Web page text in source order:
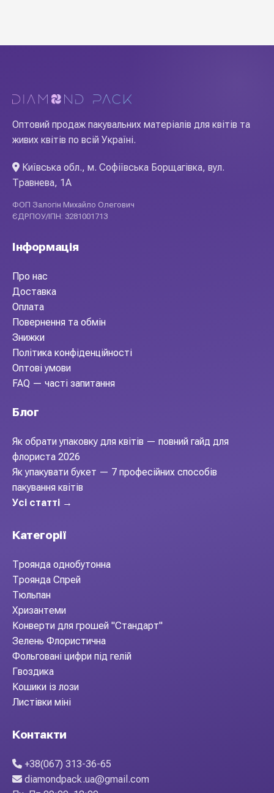
Оптовий продаж пакувальних матеріалів для квітів та
живих квітів по всій Україні.
Київська обл., м. Софіївська Борщагівка, вул.
Травнева, 1А
ФОП Залогін Михайло Олегович
ЄДРПОУ/ІПН: 3281001713
Інформація
Про нас
Доставка
Оплата
Повернення та обмін
Знижки
Політика конфіденційності
Оптові умови
FAQ — часті запитання
Блог
Як обрати упаковку для квітів — повний гайд для
флориста 2026
Як упакувати букет — 7 професійних способів
пакування квітів
Усі статті →
Категорії
Троянда однобутонна
Троянда Спрей
Тюльпан
Хризантеми
Конверти для грошей "Стандарт"
Зелень Флористична
Фольговані цифри під гелій
Гвоздика
Кошики із лози
Листівки міні
Контакти
+38(067) 313-36-65
diamondpack.ua@gmail.com